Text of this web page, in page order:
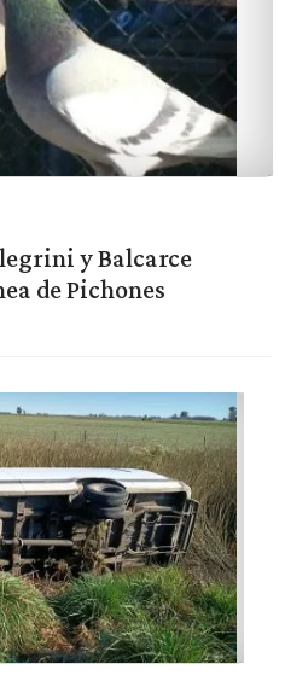
y Balcarce
de Pichones